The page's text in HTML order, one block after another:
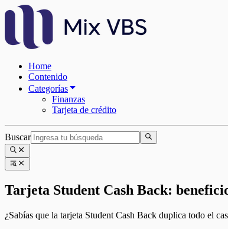
Home
Contenido
Categorías
Finanzas
Tarjeta de crédito
Buscar
Tarjeta Student Cash Back:
¿Sabías que la tarjeta Student Cash Back duplica todo el